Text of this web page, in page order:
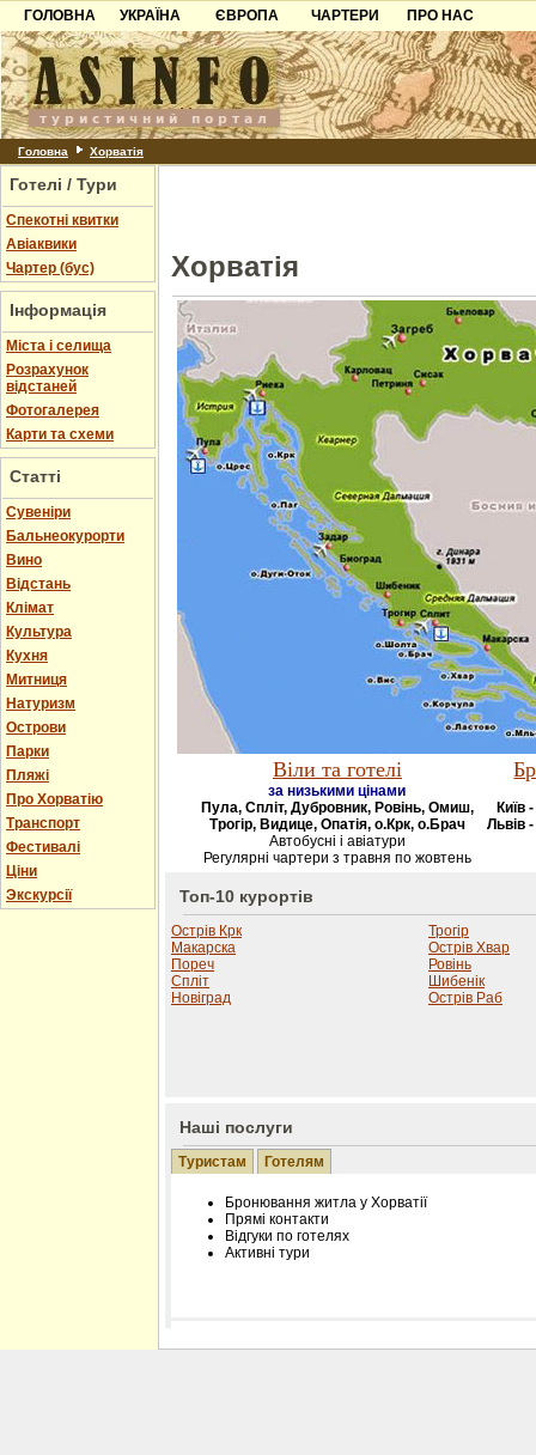
ГОЛОВНА
УКРАЇНА
Карпати
Азов
Причорноморря
Шацьк
ЄВРОПА
Чорногорія
Хорватія
Болгарія
ЧАРТЕРИ
ПРО НАС
Контакти
Партнерам
Додати готель
Головна Хорватія
Готелі / Тури
Спекотні квитки
Авіаквики
Чартер (бус)
Інформація
Міста і селища
Розрахунок
відстаней
Фотогалерея
Карти та схеми
Статті
Cувеніри
Бальнеокурорти
Вино
Відстань
Клімат
Культура
Кухня
Митниця
Натуризм
Острови
Парки
Пляжі
Про Хорватію
Транспорт
Фестивалі
Ціни
Экскурсії
Хорватія
Віли та готелі
за низькими цінами
Пула, Спліт, Дубровник, Ровінь, Омиш,
Трогір, Видице, Опатія, о.Крк, о.Брач
Автобусні і авіатури
Регулярні чартери з травня по жовтень
Київ
Львів
Топ-10 курортів
Острів Крк
Макарска
Пореч
Спліт
Новіград
Трогір
Острів Хвар
Ровінь
Шибенік
Острів Раб
Наші послуги
Туристам Готелям
Бронювання житла у Хорватії
Прямі контакти
Відгуки по готелях
Активні тури
Розміщення інформації про готель на